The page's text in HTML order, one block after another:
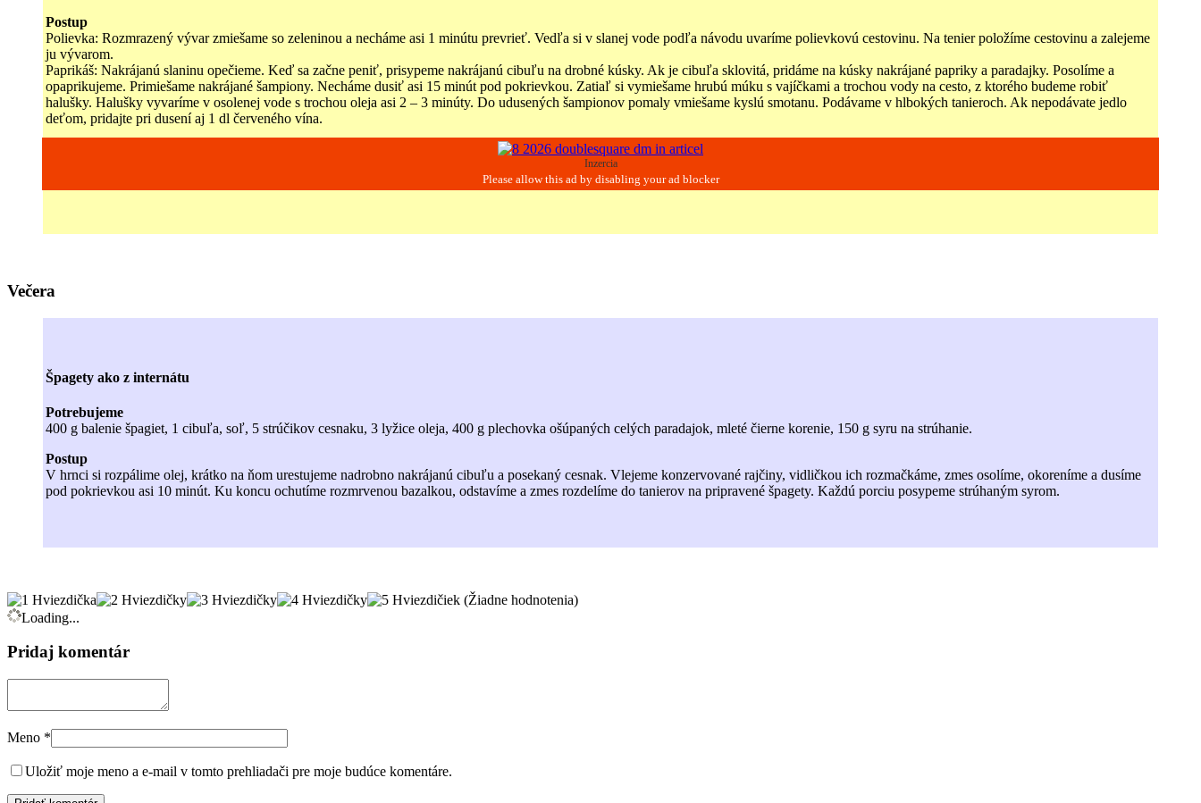
Postup
Polievka: Rozmrazený vývar zmiešame so zeleninou a necháme asi 1 minútu prevrieť. Vedľa si v slanej vode podľa návodu uvaríme polievkovú cestovinu. Na tenier položíme cestovinu a zalejeme
ju vývarom.
Paprikáš: Nakrájanú slaninu opečieme. Keď sa začne peniť, prisypeme nakrájanú cibuľu na drobné kúsky. Ak je cibuľa sklovitá, pridáme na kúsky nakrájané papriky a paradajky. Posolíme a
opaprikujeme. Primiešame nakrájané šampiony. Necháme dusiť asi 15 minút pod pokrievkou. Zatiaľ si vymiešame hrubú múku s vajíčkami a trochou vody na cesto, z ktorého budeme robiť
halušky. Halušky vyvaríme v osolenej vode s trochou oleja asi 2 – 3 minúty. Do udusených šampionov pomaly vmiešame kyslú smotanu. Podávame v hlbokých tanieroch. Ak nepodávate jedlo
deťom, pridajte pri dusení aj 1 dl červeného vína.
Inzercia
Večera
Špagety ako z internátu
Potrebujeme
400 g balenie špagiet, 1 cibuľa, soľ, 5 strúčikov cesnaku, 3 lyžice oleja, 400 g plechovka ošúpaných celých paradajok, mleté čierne korenie, 150 g syru na strúhanie.
Postup
V hrnci si rozpálime olej, krátko na ňom urestujeme nadrobno nakrájanú cibuľu a posekaný cesnak. Vlejeme konzervované rajčiny, vidličkou ich rozmačkáme, zmes osolíme, okoreníme a dusíme
pod pokrievkou asi 10 minút. Ku koncu ochutíme rozmrvenou bazalkou, odstavíme a zmes rozdelíme do tanierov na pripravené špagety. Každú porciu posypeme strúhaným syrom.
(Žiadne hodnotenia)
Loading...
Pridaj komentár
Meno *
Uložiť moje meno a e-mail v tomto prehliadači pre moje budúce komentáre.